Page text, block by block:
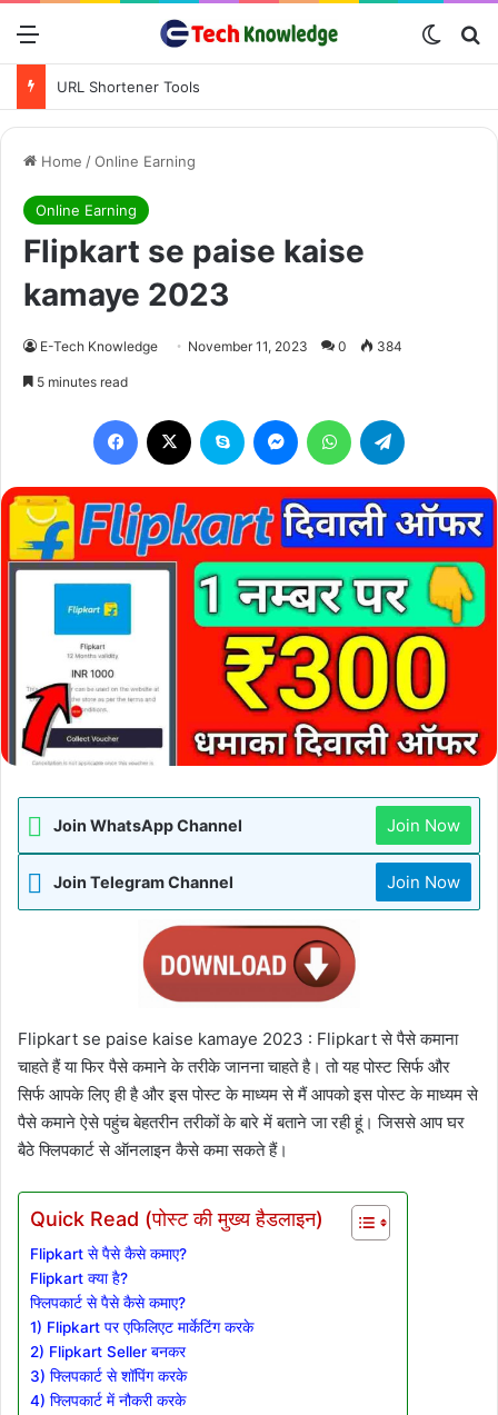
Menu
PDF Converter Tools
Home /Online Earning
Online Earning
Flipkart se paise kaise
kamaye 2023
E-Tech Knowledge November 11, 2023 0 384
5 minutes read
Facebook Skype MessengerWhatsApp
Join WhatsApp Channel Join Now
Join Telegram Channel Join Now
Flipkart se paise kaise kamaye 2023 : Flipkart से पैसे कमाना
चाहते हैं या फिर पैसे कमाने के तरीके जानना चाहते है। तो यह पोस्ट सिर्फ और
सिर्फ आपके लिए ही है और इस पोस्ट के माध्यम से मैं आपको इस पोस्ट के माध्यम से
पैसे कमाने ऐसे पहुंच बेहतरीन तरीकों के बारे में बताने जा रही हूं। जिससे आप घर
बैठे फ्लिपकार्ट से ऑनलाइन कैसे कमा सकते हैं।
Quick Read (पोस्ट की मुख्य हैडलाइन)
Flipkart से पैसे कैसे कमाए?
Flipkart क्या है?
फ्लिपकार्ट से पैसे कैसे कमाए?
1) Flipkart पर एफिलिएट मार्केटिंग करके
2) Flipkart Seller बनकर
3) फ्लिपकार्ट से शॉपिंग करके
4) फ्लिपकार्ट में नौकरी करके